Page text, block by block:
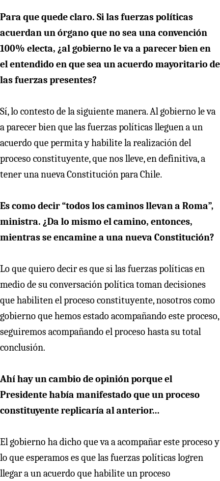
Para que quede claro. Si las fuerzas políticas
acuerdan un órgano que no sea una convención
100% electa, ¿al gobierno le va a parecer bien en
el entendido en que sea un acuerdo mayoritario de
las fuerzas presentes?
Sí, lo contesto de la siguiente manera. Al gobierno le va
a parecer bien que las fuerzas políticas lleguen a un
acuerdo que permita y habilite la realización del
proceso constituyente, que nos lleve, en definitiva, a
tener una nueva Constitución para Chile.
Es como decir “todos los caminos llevan a Roma”,
ministra. ¿Da lo mismo el camino, entonces,
mientras se encamine a una nueva Constitución?
Lo que quiero decir es que si las fuerzas políticas en
medio de su conversación política toman decisiones
que habiliten el proceso constituyente, nosotros como
gobierno que hemos estado acompañando este proceso,
seguiremos acompañando el proceso hasta su total
conclusión.
Ahí hay un cambio de opinión porque el
Presidente había manifestado que un proceso
constituyente replicaría al anterior...
El gobierno ha dicho que va a acompañar este proceso y
lo que esperamos es que las fuerzas políticas logren
llegar a un acuerdo que habilite un proceso